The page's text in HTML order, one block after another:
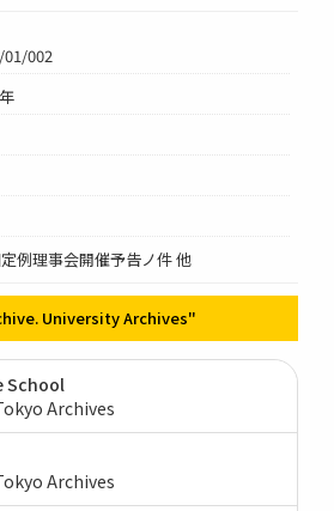
002
例理事会開催予告ノ件 他
University Archives"
School
Archives
Archives